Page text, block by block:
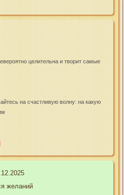
целительна и творит самые
на счастливую волну: на какую
желаний